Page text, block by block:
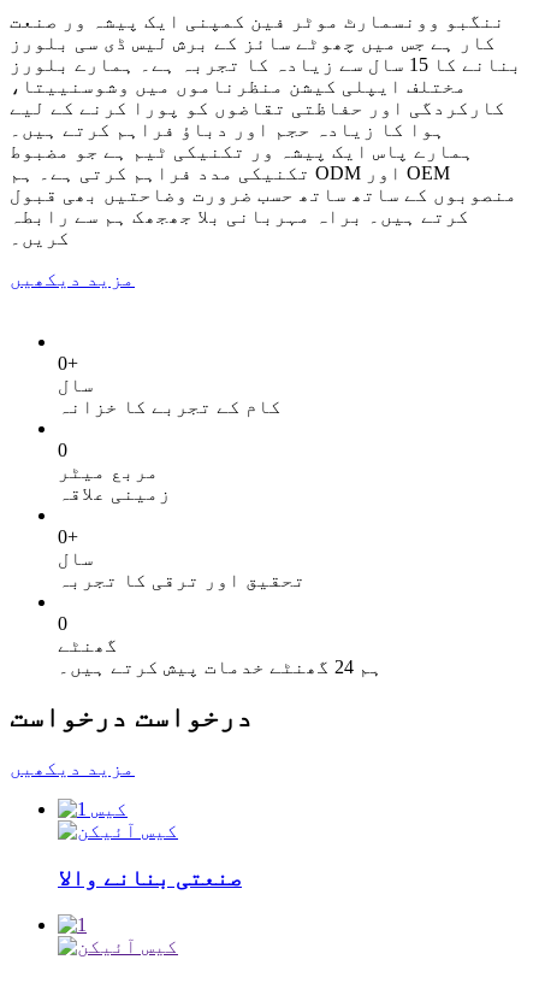
ننگبو وونسمارٹ موٹر فین کمپنی ایک پیشہ ور صنعت
کار ہے جس میں چھوٹے سائز کے برش لیس ڈی سی بلورز
بنانے کا 15 سال سے زیادہ کا تجربہ ہے۔ ہمارے بلورز
مختلف ایپلی کیشن منظرناموں میں وشوسنییتا،
کارکردگی اور حفاظتی تقاضوں کو پورا کرنے کے لیے
ہوا کا زیادہ حجم اور دباؤ فراہم کرتے ہیں۔
ہمارے پاس ایک پیشہ ور تکنیکی ٹیم ہے جو مضبوط
تکنیکی مدد فراہم کرتی ہے۔ ہم ODM اور OEM
منصوبوں کے ساتھ ساتھ حسب ضرورت وضاحتیں بھی قبول
کرتے ہیں۔ براہ مہربانی بلا جھجھک ہم سے رابطہ
کریں۔
مزید دیکھیں
0+
سال
کام کے تجربے کا خزانہ
0
مربع میٹر
زمینی علاقہ
0+
سال
تحقیق اور ترقی کا تجربہ
0
گھنٹے
ہم 24 گھنٹے خدمات پیش کرتے ہیں۔
درخواست درخواست
مزید دیکھیں
صنعتی بنانے والا